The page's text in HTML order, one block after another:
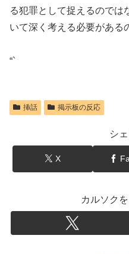
る犯罪として捉えるのでは
いて深く考える必要がある
“`
挿話 掲示板の反応
シ
X
カルソク